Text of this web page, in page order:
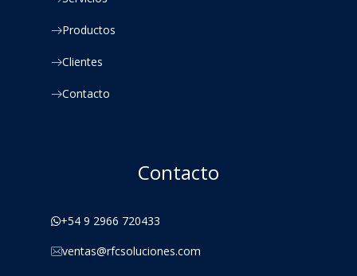
Productos
Clientes
Contacto
Contacto
+54 9 2966 720433
ventas@rfcsoluciones.com